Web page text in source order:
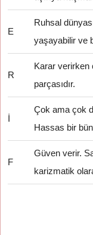
E
Ruhsal
yaşayabilir ve
R
Karar verirken
parçasıdır.
İ
Çok ama çok
Hassas bir
F
Güven verir.
karizmatik